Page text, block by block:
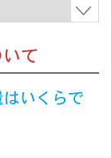
て
いくらで